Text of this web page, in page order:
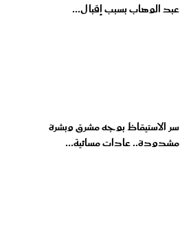
عبد الوهاب بسبب إقبال...
سر الاستيقاظ بوجه مشرق وبشرة
مشدودة.. عادات مسائية...